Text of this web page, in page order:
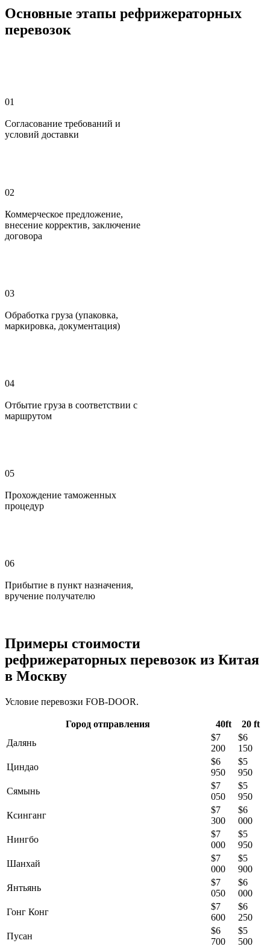
Основные этапы рефрижераторных
перевозок
01
Согласование требований и
условий доставки
02
Коммерческое предложение,
внесение корректив, заключение
договора
03
Обработка груза (упаковка,
маркировка, документация)
04
Отбытие груза в соответствии с
маршрутом
05
Прохождение таможенных
процедур
06
Прибытие в пункт назначения,
вручение получателю
Примеры стоимости
рефрижераторных перевозок из Китая
в Москву
Условие перевозки FOB-DOOR.
Город отправления 40ft
20 ft
Далянь
$7
200
$6
150
Циндао
$6
950
$5
950
Сямынь
$7
050
$5
950
Ксинганг
$7
300
$6
000
Нингбо
$7
000
$5
950
Шанхай
$7
000
$5
900
Янтьянь
$7
050
$6
000
Гонг Конг
$7
600
$6
250
Пусан
$6
700
$5
500